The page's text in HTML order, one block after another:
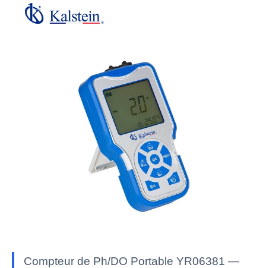
Compteur de Ph/DO Portable YR06381 —